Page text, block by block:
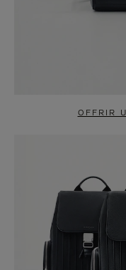
OFFRIR